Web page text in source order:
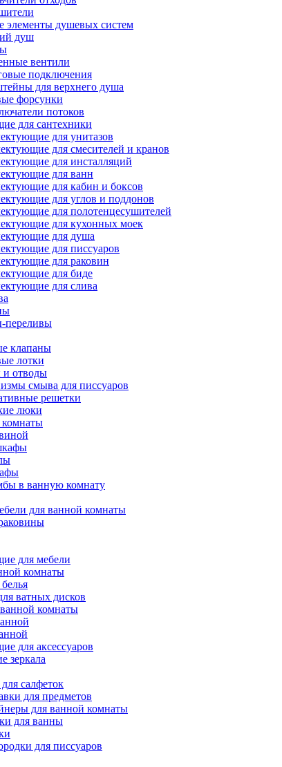
элементы душевых систем
душ
вентили
подключения
для верхнего душа
форсунки
потоков
для сантехники
для унитазов
для смесителей и кранов
для инсталляций
для ванн
для кабин и боксов
для углов и поддонов
для полотенцесушителей
для кухонных моек
для душа
для писсуаров
для раковин
для биде
для слива
переливы
клапаны
лотки
отводы
смыва для писсуаров
решетки
люки
комнаты
в ванную комнату
для ванной комнаты
для мебели
комнаты
ватных дисков
комнаты
для аксессуаров
зеркала
салфеток
для предметов
для ванной комнаты
для ванны
для писсуаров